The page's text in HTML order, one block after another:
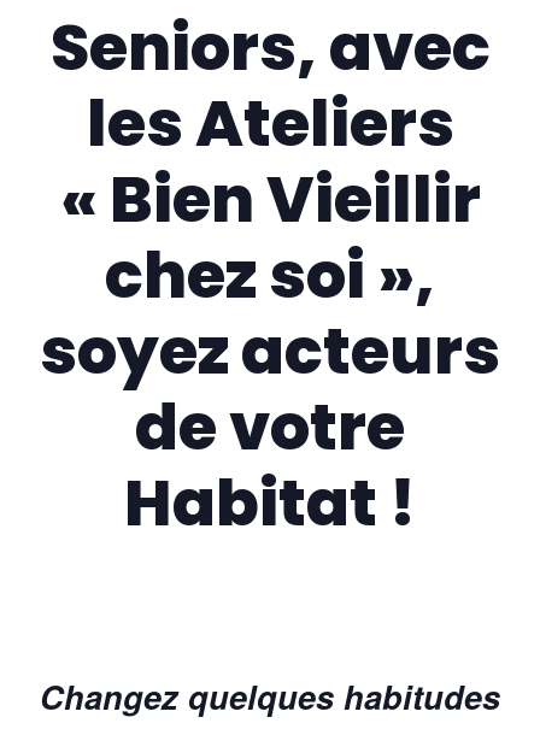
Seniors, avec
les Ateliers
« Bien Vieillir
chez soi »,
soyez acteurs
de votre
Habitat !
Changez quelques habitudes